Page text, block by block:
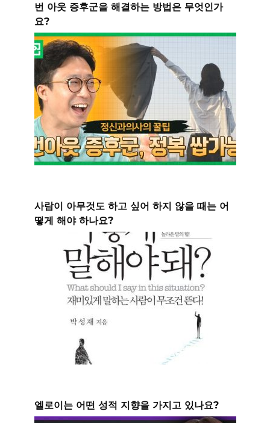
번 아웃 증후군을 해결하는 방법은 무엇인가
요?
사람이 아무것도 하고 싶어 하지 않을 때는 어
떻게 해야 하나요?
엘로이는 어떤 성적 지향을 가지고 있나요?